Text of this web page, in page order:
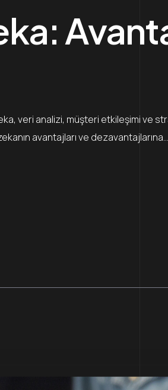
veri analizi, müşteri etkileşimi ve
avantajları ve dezavantajlarına…